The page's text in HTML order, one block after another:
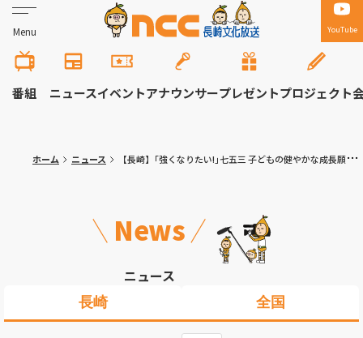
Menu YouTube
番組 ニュースイベントアナウンサープレゼントプロジェクト
ホーム ニュース 【長崎】｢強くなりたい!｣七五三 子どもの健やかな成長願い参拝
News
ニュース
長崎 全国